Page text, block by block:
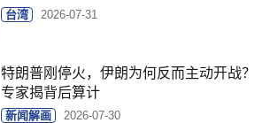
台湾 2026-07-31
特朗普刚停火，伊朗为何反而主动开战？
专家揭背后算计
新闻解画 2026-07-30